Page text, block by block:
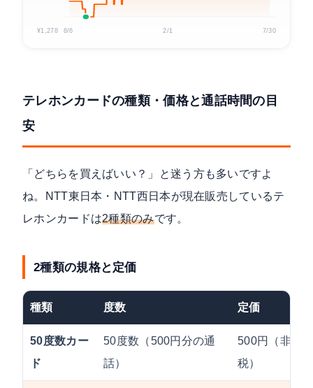
¥1,278 8/6 2/1 7/30
テレホンカードの種類・価格と通話時間の目
安
「どちらを買えばいい？」と迷う方も多いですよ
ね。NTT東日本・NTT西日本が現在販売しているテ
レホンカードは2種類のみです。
2種類の規格と定価
種類 度数 定価
50度数カー
ド
50度数（500円分の通
話）
500円（非課
税）